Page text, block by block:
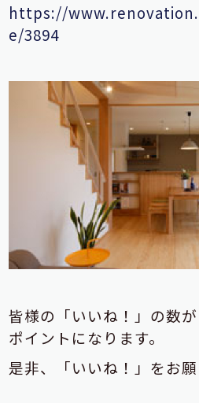
https://
e/3894
皆様の「いいね！」の数
ポイントになります。
是非、「いいね！」をお